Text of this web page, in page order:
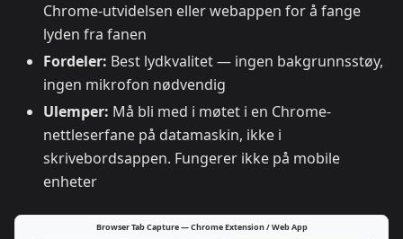
Chrome-utvidelsen eller webappen for å fange
lyden fra fanen
Fordeler: Best lydkvalitet — ingen bakgrunnsstøy,
ingen mikrofon nødvendig
Ulemper: Må bli med i møtet i en Chrome-
nettleserfane på datamaskin, ikke i
skrivebordsappen. Fungerer ikke på mobile
enheter